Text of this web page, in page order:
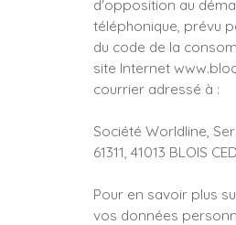
d'opposition au
téléphonique, prévu
du code de la
site Internet
courrier adressé à :
Société Worldline,
61311, 41013 BLOIS
Pour en savoir plus
vos données